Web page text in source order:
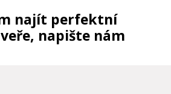
najít perfektní
napište nám